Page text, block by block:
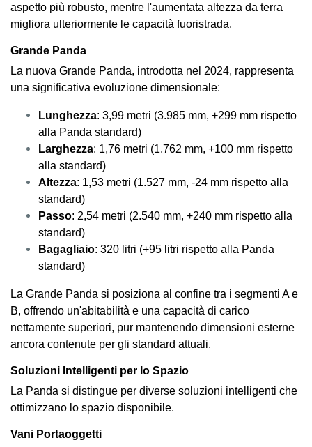
aspetto più robusto, mentre l'aumentata altezza da terra
migliora ulteriormente le capacità fuoristrada.
Grande Panda
La nuova Grande Panda, introdotta nel 2024, rappresenta
una significativa evoluzione dimensionale:
Lunghezza: 3,99 metri (3.985 mm, +299 mm rispetto
alla Panda standard)
Larghezza: 1,76 metri (1.762 mm, +100 mm rispetto
alla standard)
Altezza: 1,53 metri (1.527 mm, -24 mm rispetto alla
standard)
Passo: 2,54 metri (2.540 mm, +240 mm rispetto alla
standard)
Bagagliaio: 320 litri (+95 litri rispetto alla Panda
standard)
La Grande Panda si posiziona al confine tra i segmenti A e
B, offrendo un'abitabilità e una capacità di carico
nettamente superiori, pur mantenendo dimensioni esterne
ancora contenute per gli standard attuali.
Soluzioni Intelligenti per lo Spazio
La Panda si distingue per diverse soluzioni intelligenti che
ottimizzano lo spazio disponibile.
Vani Portaoggetti